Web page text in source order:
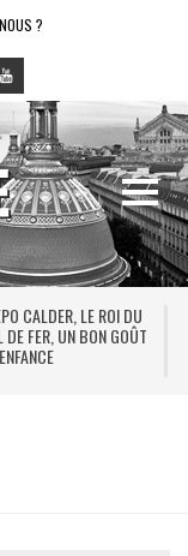
?
CALDER, LE ROI DU
DE FER, UN BON GOÛT